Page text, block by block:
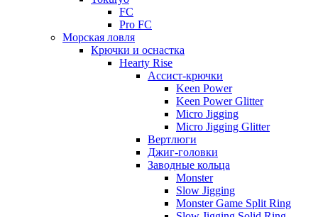
FC
Pro FC
Морская ловля
Крючки и оснастка
Hearty Rise
Ассист-крючки
Keen Power
Keen Power Glitter
Micro Jigging
Micro Jigging Glitter
Вертлюги
Джиг-головки
Заводные кольца
Monster
Slow Jigging
Monster Game Split Ring